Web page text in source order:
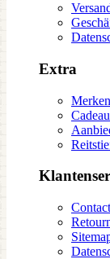
Extra
Merken
Contact